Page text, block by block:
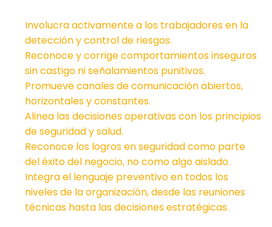
Involucra activamente a los trabajadores en la
detección y control de riesgos.
Reconoce y corrige comportamientos inseguros
sin castigo ni señalamientos punitivos.
Promueve canales de comunicación abiertos,
horizontales y constantes.
Alinea las decisiones operativas con los principios
de seguridad y salud.
Reconoce los logros en seguridad como parte
del éxito del negocio, no como algo aislado.
Integra el lenguaje preventivo en todos los
niveles de la organización, desde las reuniones
técnicas hasta las decisiones estratégicas.